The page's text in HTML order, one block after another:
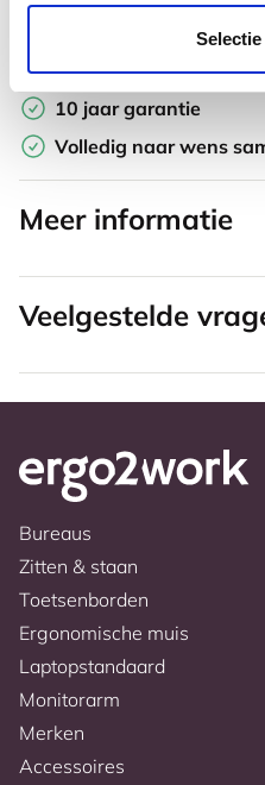
Laagste Prijsgarantie
Gratis verzending
10 jaar garantie
Volledig naar wens
Meer informatie
Veelgestelde
Bureaus
Zitten & staan
Toetsenborden
Ergonomische muis
Laptopstandaard
Monitorarm
Merken
Accessoires